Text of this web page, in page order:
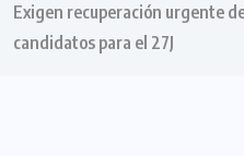
Exigen recuperación urgente
candidatos para el 27J